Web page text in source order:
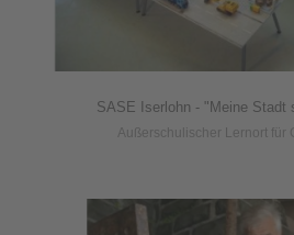
SASE Iserlohn - "Meine Stadt
Außerschulischer Lernort für